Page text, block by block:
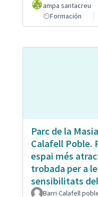
ampa santacreu
Formación
Parc de la
Calafell Poble.
espai més
trobada per a
sensibilitats
Barri Calafell